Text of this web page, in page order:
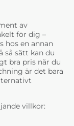
av
för dig –
hos en annan
så sätt kan du
bra pris när du
är det bara
villkor: